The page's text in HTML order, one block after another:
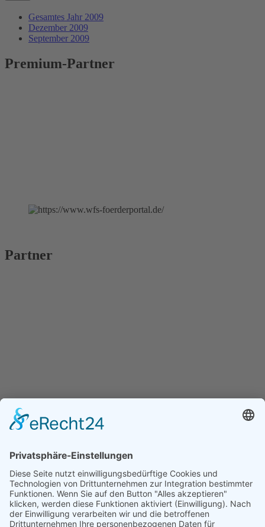
Gesamtes Jahr 2009
Dezember 2009
September 2009
Premium-Partner
Partner